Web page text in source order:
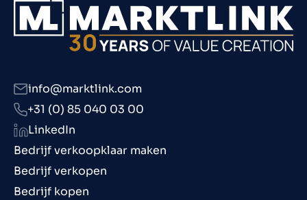
Bedrijf verkoopklaar maken
Bedrijf verkopen
Bedrijf kopen
info@marktlink.com
+31 (0) 85 040 03 00
LinkedIn